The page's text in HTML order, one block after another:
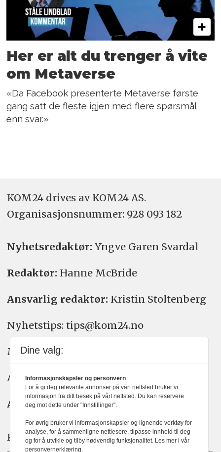
Her er alt du trenger å vite
om Metaverse
«Da Facebook presenterte Metaverse første
gang satt de fleste igjen med flere spørsmål
enn svar.»
KOM24 drives av KOM24 AS.
Organisasjons­nummer: 928 093 182
Nyhetsredaktør: Yngve Garen Svardal
Redaktør: Hanne McBride
Ansvarlig redaktør: Kristin Stoltenberg
Nyhetstips: tips@kom24.no
Meninger: meninger@kom24.no
Annonse: annonse@watchmedia.no
Abonnement:kom24@watchmedia.no
KOM24 arbeider etter Vær Varsom-
Dine valg:
Informasjonskapsler og personvern
For å gi deg relevante annonser på vårt nettsted bruker vi
informasjon fra ditt besøk på vårt nettsted. Du kan reservere
deg mot dette under "Innstillinger".
For øvrig bruker vi informasjonskapsler og lignende verktøy for
analyse, for å sammenligne nettlesere, tilpasse innhold til deg
og for å utvikle og tilby nødvendig funksjonalitet. Les mer i vår
personvernerklæring.